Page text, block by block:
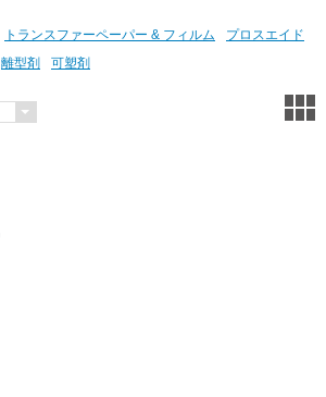
トランスファーペーパー & フィルム
プロスエイド
離型剤 可塑剤